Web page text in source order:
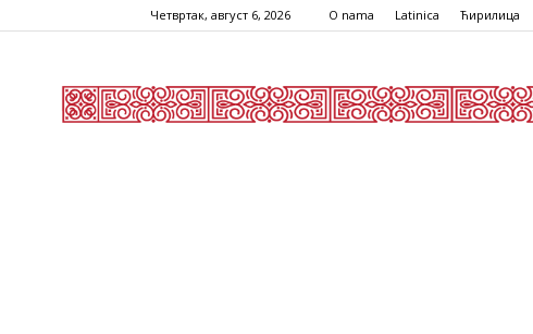
Четвртак, август 6, 2026 O nama Latinica Ћирилица